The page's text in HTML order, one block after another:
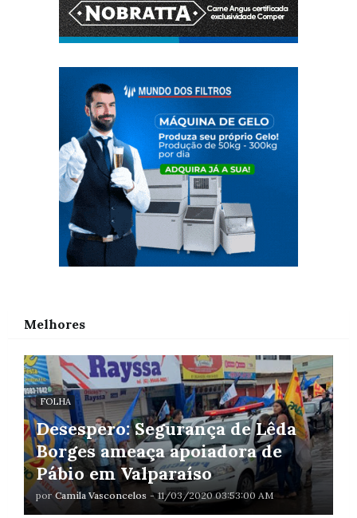
Melhores
FOLHA
Desespero: Segurança de Lêda
Borges ameaça apoiadora de
Pábio em Valparaíso
por Camila Vasconcelos - 11/03/2020 03:53:00 AM